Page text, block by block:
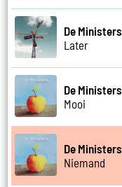
De Ministers
Later
De Ministers
Mooi
De Ministers
Niemand